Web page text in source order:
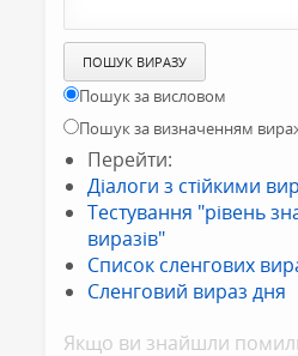
Пошук за висловом
Пошук за визначенням
Перейти:
Діалоги з стійкими
Тестування "рівень
виразів"
Список сленгових
Сленговий вираз дня
Якщо ви знайшли